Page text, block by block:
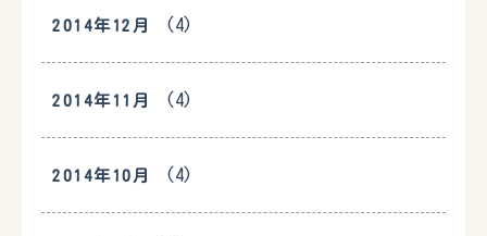
2014年12月 (4)
2014年11月 (4)
2014年10月 (4)